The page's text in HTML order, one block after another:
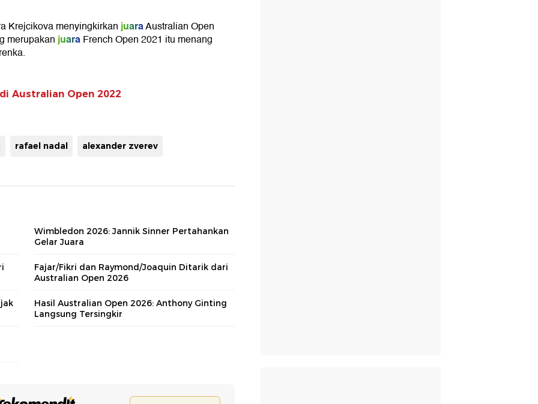
Krejcikova menyingkirkanjuaraAustralian Open
merupakanjuaraFrench Open 2021 itu menang
Australian Open 2022
rafael nadal alexander zverev
Wimbledon 2026: Jannik Sinner Pertahankan
Gelar Juara
Fajar/Fikri dan Raymond/Joaquin Ditarik dari
Australian Open 2026
Hasil Australian Open 2026: Anthony Ginting
Langsung Tersingkir